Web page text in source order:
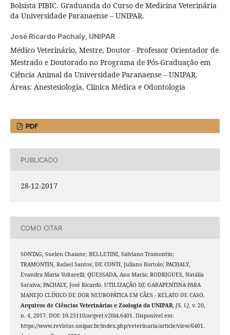
Bolsista PIBIC. Graduanda do Curso de Medicina Veterinária
da Universidade Paranaense – UNIPAR.
José Ricardo Pachaly, UNIPAR
Médico Veterinário, Mestre, Doutor - Professor Orientador de
Mestrado e Doutorado no Programa de Pós-Graduação em
Ciência Animal da Universidade Paranaense – UNIPAR.
Áreas: Anestesiologia, Clínica Médica e Odontologia
PDF
PUBLICADO
28-12-2017
COMO CITAR
SONTAG, Suelen Chaiane; BELLETINI, Salviano Tramontin;
TRAMONTIN, Rafael Santos; DE CONTI, Juliano Bortolo; PACHALY,
Evandra Maria Voltarelli; QUESSADA, Ana Maria; RODRIGUES, Natália
Saraiva; PACHALY, José Ricardo. UTILIZAÇÃO DE GABAPENTINA PARA
MANEJO CLÍNICO DE DOR NEUROPÁTICA EM CÃES - RELATO DE CASO.
Arquivos de Ciências Veterinárias e Zoologia da UNIPAR, [S. l.], v. 20,
n. 4, 2017. DOI: 10.25110/arqvet.v20i4.6401. Disponível em:
https://www.revistas.unipar.br/index.php/veterinaria/article/view/6401.